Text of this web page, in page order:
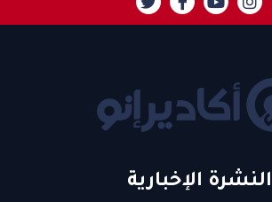
النشرة الإخبارية